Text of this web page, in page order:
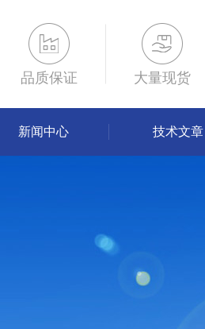
品质保证 大量现货
新闻中心 技术文章